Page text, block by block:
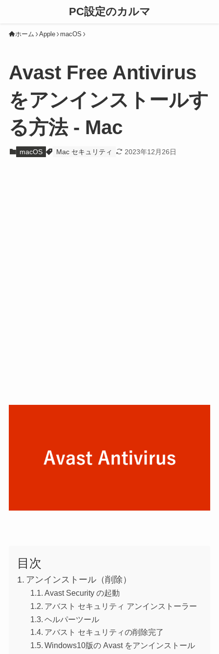
PC設定のカルマ
ホーム Apple macOS
Avast Free Antivirus
をアンインストールす
る方法 - Mac
macOS Mac セキュリティ 2023年12月26日
目次
アンインストール（削除）
Avast Security の起動
アバスト セキュリティ アンインストーラー
ヘルパーツール
アバスト セキュリティの削除完了
Windows10版の Avast をアンインストール